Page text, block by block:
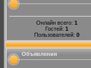
Онлайн всего: 1
Гостей: 1
Пользователей: 0
Объявления